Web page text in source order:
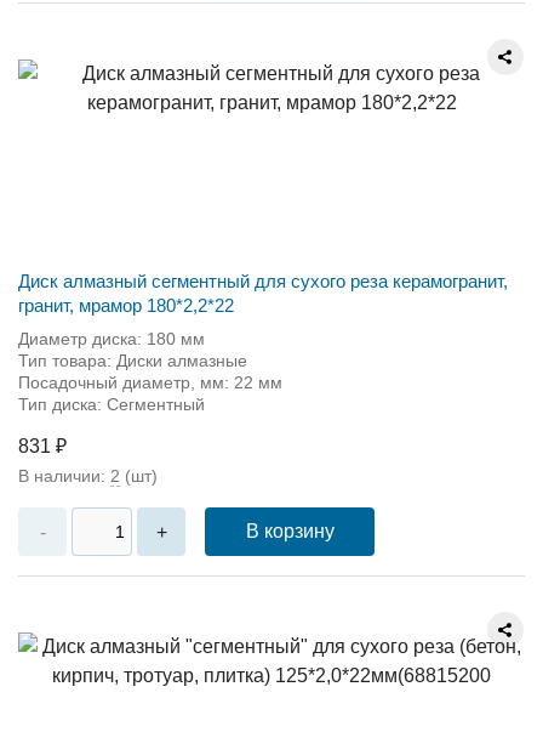
Диск алмазный сегментный для сухого реза керамогранит,
гранит, мрамор 180*2,2*22
Диаметр диска: 180 мм
Тип товара: Диски алмазные
Посадочный диаметр, мм: 22 мм
Тип диска: Сегментный
831 ₽
В наличии: 2 (шт)
- + В корзину